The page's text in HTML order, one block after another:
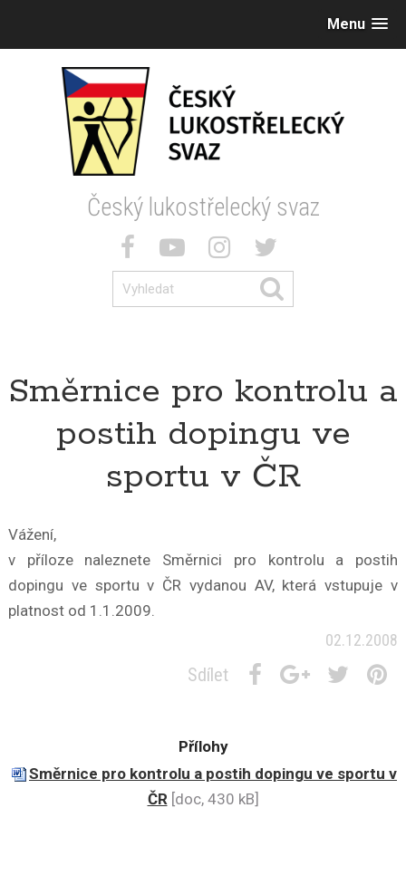
Menu
Český lukostřelecký svaz
Směrnice pro kontrolu a
postih dopingu ve
sportu v ČR
Vážení,
v příloze naleznete Směrnici pro kontrolu a postih
dopingu ve sportu v ČR vydanou AV, která vstupuje v
platnost od 1.1.2009.
02.12.2008
Sdílet
Přílohy
Směrnice pro kontrolu a postih dopingu ve sportu v
ČR[doc, 430 kB]